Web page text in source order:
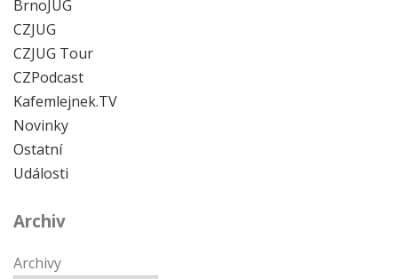
BrnoJUG
CZJUG
CZJUG Tour
CZPodcast
Kafemlejnek.TV
Novinky
Ostatní
Události
Archiv
Archivy